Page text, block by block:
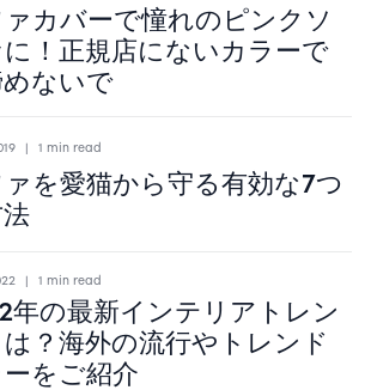
ァカバーで憧れのピンクソ
！正規店にないカラーで
めないで
| 1 min read
ァを愛猫から守る有効な7つ
| 1 min read
年の最新インテリアトレン
は？海外の流行やトレンド
をご紹介